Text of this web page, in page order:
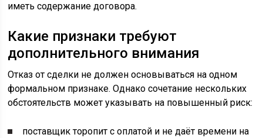
иметь содержание договора.
Какие признаки требуют
дополнительного внимания
Отказ от сделки не должен основываться на одном
формальном признаке. Однако сочетание нескольких
обстоятельств может указывать на повышенный риск:
поставщик торопит с оплатой и не даёт времени на